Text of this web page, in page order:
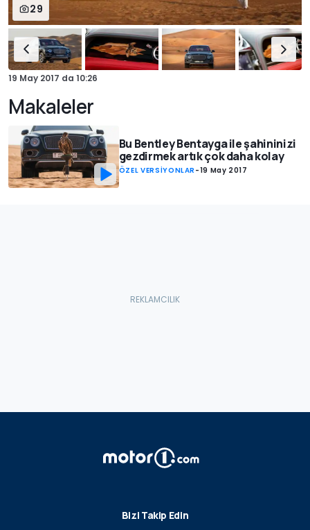
29
19 May 2017 da 10:26
Makaleler
Bu Bentley Bentayga ile şahininizi
gezdirmek artık çok daha kolay
ÖZEL VERSİYONLAR -19 May 2017
Bizi Takip Edin